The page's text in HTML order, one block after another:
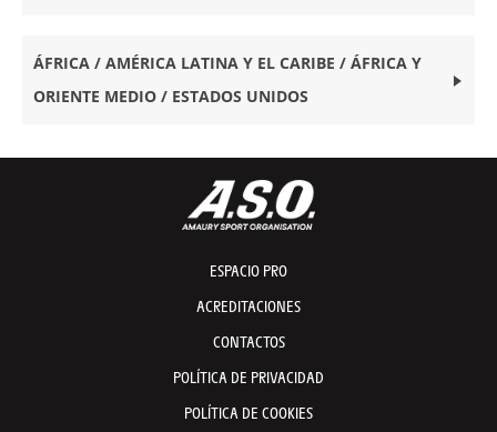
ÁFRICA / AMÉRICA LATINA Y EL CARIBE / ÁFRICA Y
ORIENTE MEDIO / ESTADOS UNIDOS
ESPACIO PRO
ACREDITACIONES
CONTACTOS
POLÍTICA DE PRIVACIDAD
POLÍTICA DE COOKIES